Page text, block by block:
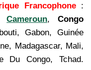
Francophone:
Cameroun,Congo
Gabon, Guinée
Madagascar, Mali,
Du Congo, Tchad.